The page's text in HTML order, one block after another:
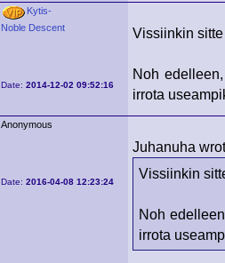
Kytis-
Noble Descent
Date:2014-12-02 09:52:16
Vissiinkin
Noh
irrota
Anonymous
Date:2016-04-08 12:23:24
Juhanuha
Vissiinkin
Noh
irrota